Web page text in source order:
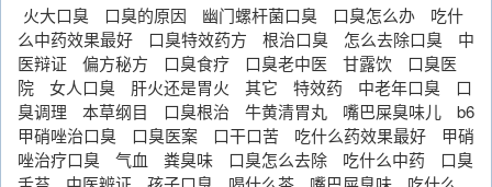
火大口臭 口臭的原因 幽门螺杆菌口臭 口臭怎么办
吃什
么中药效果最好
口臭特效药方 根治口臭 怎么去除口臭
中
医辩证
偏方秘方 口臭食疗 口臭老中医 甘露饮
口臭医
院
女人口臭 肝火还是胃火 其它 特效药 中老年口臭
口
臭调理
本草纲目 口臭根治 牛黄清胃丸 嘴巴屎臭味儿
b6
甲硝唑治口臭
口臭医案 口干口苦 吃什么药效果最好
甲硝
唑治疗口臭
气血 粪臭味 口臭怎么去除 吃什么中药
口臭